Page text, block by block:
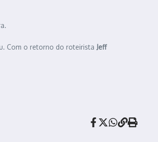
Com o retorno do roteirista Jeff